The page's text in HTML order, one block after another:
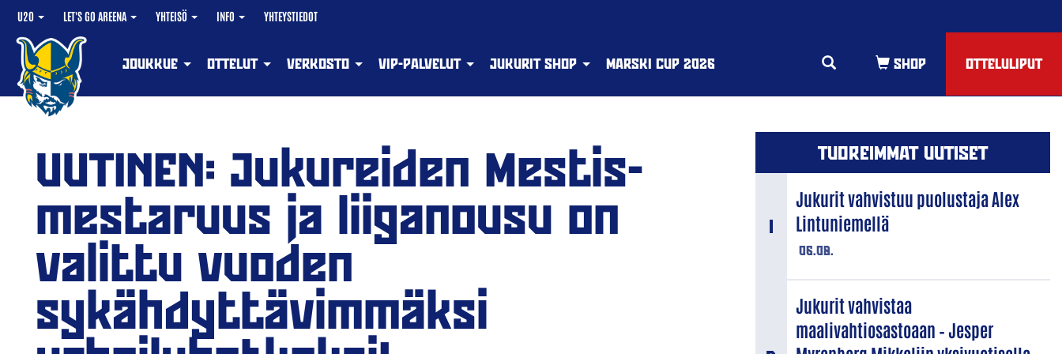
U20 LET'S GO AREENA YHTEISÖ INFO YHTEYSTIEDOT
OTTELULIPUT
JOUKKUE OTTELUT VERKOSTO VIP-PALVELUT JUKURIT SHOP MARSKI CUP 2026
UUTINEN: Jukureiden Mestis-
mestaruus ja liiganousu on
valittu vuoden
sykähdyttävimmäksi
TUOREIMMAT UUTISET
06.08.
Jukurit vahvistuu puolustaja Alex
Lintuniemellä
Jukurit vahvistaa
maalivahtiosastoaan – Jesper